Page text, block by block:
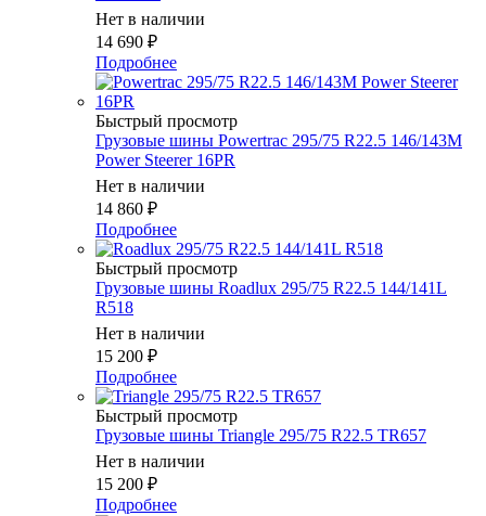
Нет в наличии
14 690 ₽
Подробнее
Быстрый просмотр
Грузовые шины Powertrac 295/75 R22.5 146/143M
Power Steerer 16PR
Нет в наличии
14 860 ₽
Подробнее
Быстрый просмотр
Грузовые шины Roadlux 295/75 R22.5 144/141L
R518
Нет в наличии
15 200 ₽
Подробнее
Быстрый просмотр
Грузовые шины Triangle 295/75 R22.5 TR657
Нет в наличии
15 200 ₽
Подробнее